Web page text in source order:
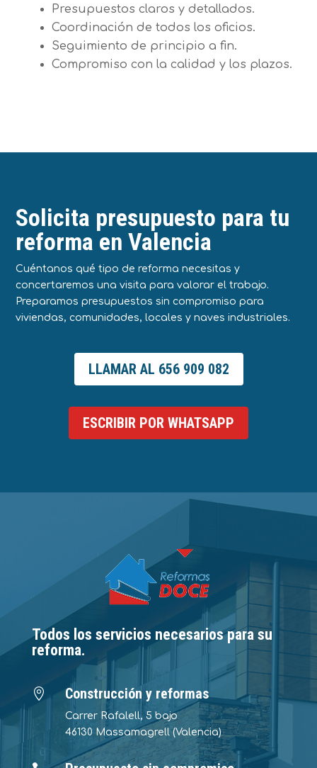
Presupuestos claros y detallados.
Coordinación de todos los oficios.
Seguimiento de principio a fin.
Compromiso con la calidad y los plazos.
Solicita presupuesto para tu
reforma en Valencia
Cuéntanos qué tipo de reforma necesitas y
concertaremos una visita para valorar el trabajo.
Preparamos presupuestos sin compromiso para
viviendas, comunidades, locales y naves industriales.
LLAMAR AL 656 909 082
ESCRIBIR POR WHATSAPP
Todos los servicios necesarios para su
reforma.
 Construcción y reformas
Carrer Rafalell, 5 bajo
46130 Massamagrell (Valencia)